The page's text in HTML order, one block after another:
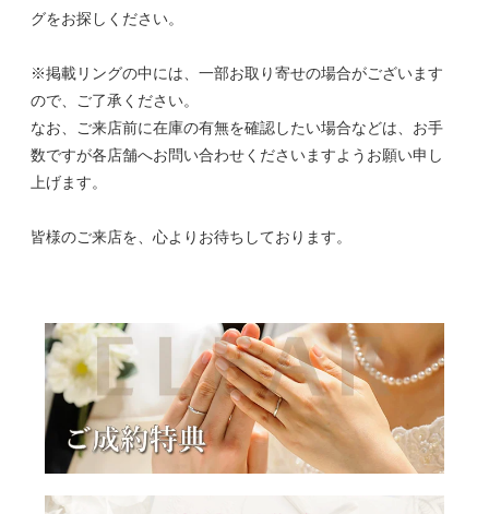
グをお探しください。
※掲載リングの中には、一部お取り寄せの場合がございます
ので、ご了承ください。
なお、ご来店前に在庫の有無を確認したい場合などは、お手
数ですが各店舗へお問い合わせくださいますようお願い申し
上げます。
皆様のご来店を、心よりお待ちしております。